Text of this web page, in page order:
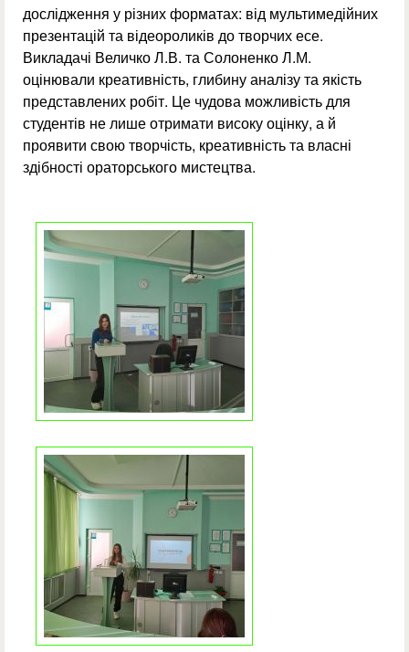
дослідження у різних форматах: від мультимедійних
презентацій та відеороликів до творчих есе.
Викладачі Величко Л.В. та Солоненко Л.М.
оцінювали креативність, глибину аналізу та якість
представлених робіт. Це чудова можливість для
студентів не лише отримати високу оцінку, а й
проявити свою творчість, креативність та власні
здібності ораторського мистецтва.